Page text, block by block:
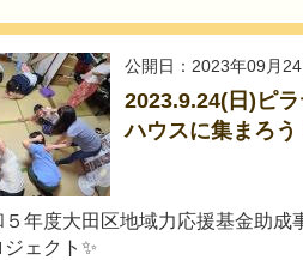
公開日：2023年09月24
2023.9.24(日)ピ
ハウスに集まろう
５年度大田区地域力応援基金助成
ジェクト✨